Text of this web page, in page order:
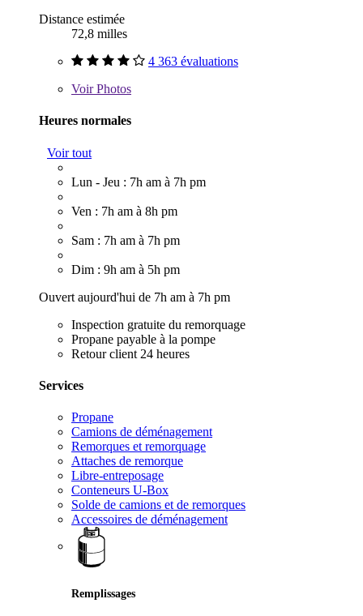
Distance estimée
72,8 milles
4 363 évaluations
VoirPhotos
Heures normales
Voir tout
Lun - Jeu : 7h am à 7h pm
Ven : 7h am à 8h pm
Sam : 7h am à 7h pm
Dim : 9h am à 5h pm
Ouvert aujourd'hui de 7h am à 7h pm
Inspection gratuite du remorquage
Propane payable à la pompe
Retour client 24 heures
Services
Propane
Camions de déménagement
Remorques et remorquage
Attaches de remorque
Libre-entreposage
Conteneurs U-Box
Solde de camions et de remorques
Accessoires de déménagement
Remplissages